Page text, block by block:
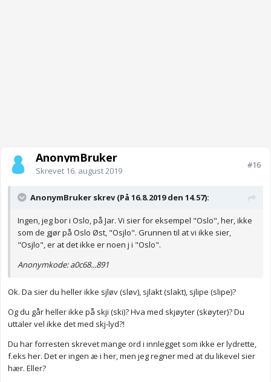
AnonymBruker
Skrevet 16. august 2019
#16
AnonymBruker skrev (På 16.8.2019 den 14.57):
Ingen, jeg bor i Oslo, på Jar. Vi sier for eksempel "Oslo", her, ikke
som de gjør på Oslo Øst, "Osjlo". Grunnen til at vi ikke sier,
"Osjlo", er at det ikke er noen j i "Oslo".
Anonymkode: a0c68...891
Ok. Da sier du heller ikke sjløv (sløv), sjlakt (slakt), sjlipe (slipe)?
Og du går heller ikke på skji (ski)? Hva med skjøyter (skøyter)? Du
uttaler vel ikke det med skj-lyd?!
Du har forresten skrevet mange ord i innlegget som ikke er lydrette,
f.eks her. Det er ingen æ i her, men jeg regner med at du likevel sier
hær. Eller?